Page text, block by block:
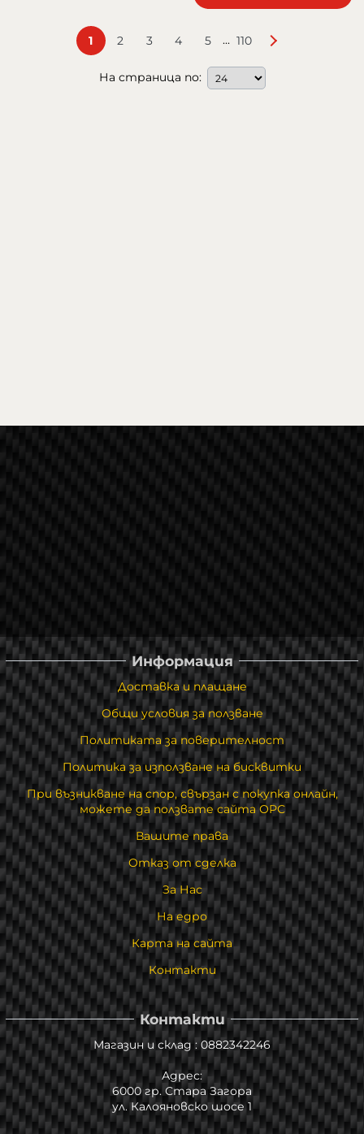
1 2 3 4 5 ... 110
На страница по:
Информация
Доставка и плащане
Общи условия за ползване
Политиката за поверителност
Политика за използване на бисквитки
При възникване на спор, свързан с покупка онлайн,
можете да ползвате сайта ОРС
Вашите права
Отказ от сделка
За Нас
На едро
Карта на сайта
Контакти
Контакти
Магазин и склад : 0882342246
Адрес:
6000 гр. Стара Загора
ул. Калояновско шосе 1